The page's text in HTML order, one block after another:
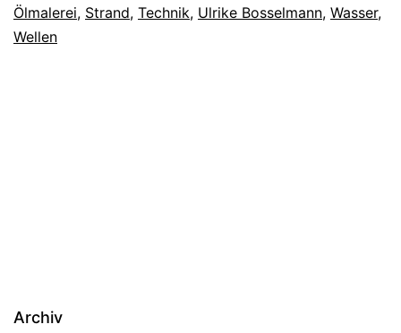
Ölmalerei, Strand, Technik, Ulrike Bosselmann, Wasser,
Wellen
Archiv